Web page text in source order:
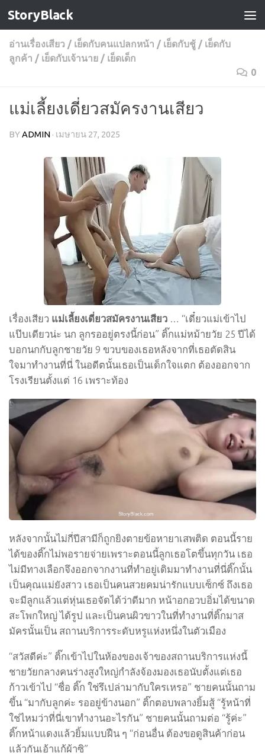
Skip to content
StoryBlack
อ่านเรื่องเสียว / เย็ดกับคนแปลกหน้า / เย็ดกับชู้ / เย็ดกับ
ลูกค้า / เย็ดกับเจ้านาย / เย็ดเด็ก
0
แม่เลี้ยงเดี่ยวสมัครงานเสียว
BYADMIN · เมษายน 27, 2025
เรื่องเสียว แม่เลี้ยงเดี่ยวสมัครงานเสียว … “เดี๋ยวแม่เข้าไป
แป๊บเดียวน่ะ นก ลูกรออยู่ตรงนี้ก่อน” ติ๊กแม่หม้ายวัย 25 ปีได้
บอกนกกับลูกชายวัย 9 ขวบของเธอหลังจากที่เธอตัดสิน
ใจมาทำงานที่นี่ ในอดีตนั้นเธอเป็นเด็กใจแตก ต้องออกจาก
โรงเรียนตั้งแต่ 16 เพราะท้อง
หลังจากนั้นไม่กี่ปีสามีก็ถูกยิงตายข้อหายาเสพติด ตอนนี้ราย
ได้ของติ๊กไม่พอรายจ่ายเพราะตอนนี้ลูกเธอโตขึ้นทุกวัน เธอ
ไม่มีทางเลือกจึงออกจากงานที่ทำอยู่เดิมมาทำงานที่นี่ติ๊กนั้น
เป็นคุณแม่ยังสาว เธอเป็นคนสวยคมน่ารักแบบเซ็กซ์ ถึงเธอ
จะมีลูกแล้วแต่หุ่นเธอจัดได้ว่าดีมาก หน้าอกอวบอิ่มได้ขนาด
สะโพกใหญ่ ได้รูป และเป็นคนผิวขาวในที่ทำงานที่ติ๊กมาส
มัครนั้นเป็น สถานบริการระดับหรูแห่งหนึ่งในตัวเมือง
“สวัสดีค่ะ” ติ๊กเข้าไปในห้องของเจ้าของสถานบริการแห่งนี้
ชายวัยกลางคนร่างสูงใหญ่กำลังจ้องมองเธอนับตั้งแต่เธอ
ก้าวเข้าไป “ชื่อ ติ๊ก ใช่รึเปล่ามากับใครเหรอ” ชายคนนั้นถาม
ขึ้น “มากับลูกค่ะ รออยู่ข้างนอก” ติ๊กตอบพลางยิ้มสู้ “รู้หน้าที่
ใช่ไหมว่าที่นี่เขาทำงานอะไรกัน” ชายคนนั้นถามต่อ “รู้ค่ะ”
ติ๊กหน้าแดงแล้วยิ้มแบบฝืน ๆ “ก่อนอื่น ต้องขอดูสินค้าก่อน
แล้วกันเอ้าแก้ผ้าซิ”